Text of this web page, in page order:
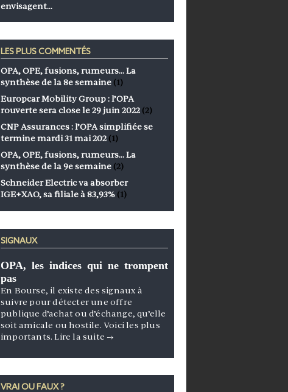
envisagent…
LES PLUS COMMENTÉS
OPA, OPE, fusions, rumeurs… La
synthèse de la 8e semaine (1)
Europcar Mobility Group : l’OPA
rouverte sera close le 29 juin 2022 (2)
CNP Assurances : l’OPA simplifiée se
termine mardi 31 mai 202 (1)
OPA, OPE, fusions, rumeurs… La
synthèse de la 9e semaine (2)
Schneider Electric va absorber
IGE+XAO, sa filiale à 83,93% (1)
SIGNAUX
OPA, les indices qui ne trompent
pas
En Bourse, il existe des signaux à
suivre pour détecter une offre
publique d’achat ou d’échange, qu’elle
soit amicale ou hostile. Voici les plus
importants.Lire la suite →
VRAI OU FAUX ?